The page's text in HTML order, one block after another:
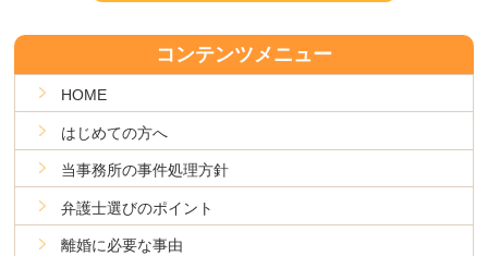
コンテンツメニュー
HOME
はじめての方へ
当事務所の事件処理方針
弁護士選びのポイント
離婚に必要な事由